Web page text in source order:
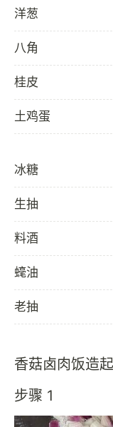
洋葱
八角
桂皮
土鸡蛋
冰糖
生抽
料酒
𧐢油
老抽
香菇卤肉饭造
步骤 1